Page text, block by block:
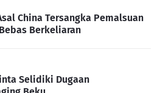
China Tersangka Pemalsuan
Berkeliaran
Selidiki Dugaan